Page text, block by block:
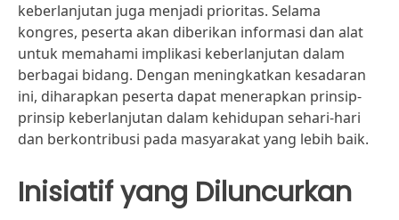
keberlanjutan juga menjadi prioritas. Selama
kongres, peserta akan diberikan informasi dan alat
untuk memahami implikasi keberlanjutan dalam
berbagai bidang. Dengan meningkatkan kesadaran
ini, diharapkan peserta dapat menerapkan prinsip-
prinsip keberlanjutan dalam kehidupan sehari-hari
dan berkontribusi pada masyarakat yang lebih baik.
Inisiatif yang Diluncurkan